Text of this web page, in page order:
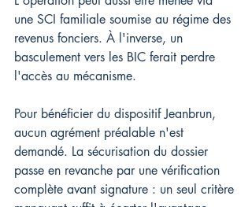
une SCI familiale soumise au régime des
revenus fonciers. À l'inverse, un
basculement vers les BIC ferait perdre
l'accès au mécanisme.
Pour bénéficier du dispositif Jeanbrun,
aucun agrément préalable n'est
demandé. La sécurisation du dossier
passe en revanche par une vérification
complète avant signature : un seul critère